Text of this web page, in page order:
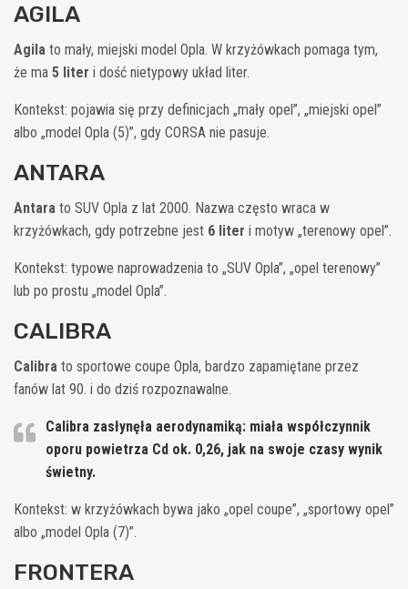
AGILA
Agila to mały, miejski model Opla. W krzyżówkach pomaga tym,
że ma 5 liter i dość nietypowy układ liter.
Kontekst: pojawia się przy definicjach „mały opel”, „miejski opel”
albo „model Opla (5)”, gdy CORSA nie pasuje.
ANTARA
Antara to SUV Opla z lat 2000. Nazwa często wraca w
krzyżówkach, gdy potrzebne jest 6 liter i motyw „terenowy opel”.
Kontekst: typowe naprowadzenia to „SUV Opla”, „opel terenowy”
lub po prostu „model Opla”.
CALIBRA
Calibra to sportowe coupe Opla, bardzo zapamiętane przez
fanów lat 90. i do dziś rozpoznawalne.
Calibra zasłynęła aerodynamiką: miała współczynnik
oporu powietrza Cd ok. 0,26, jak na swoje czasy wynik
świetny.
Kontekst: w krzyżówkach bywa jako „opel coupe”, „sportowy opel”
albo „model Opla (7)”.
FRONTERA